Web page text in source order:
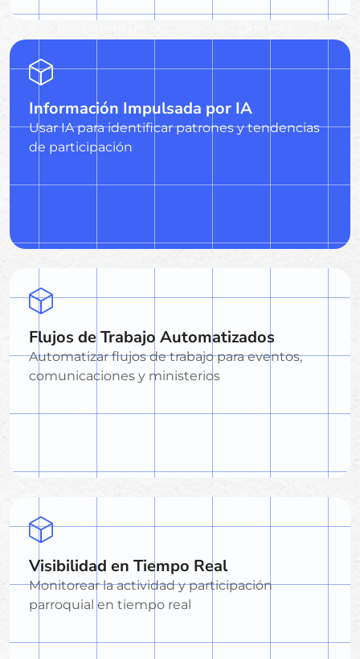
Información Impulsada por IA
Usar IA para identificar patrones y tendencias
de participación
Flujos de Trabajo Automatizados
Automatizar flujos de trabajo para eventos,
comunicaciones y ministerios
Visibilidad en Tiempo Real
Monitorear la actividad y participación
parroquial en tiempo real